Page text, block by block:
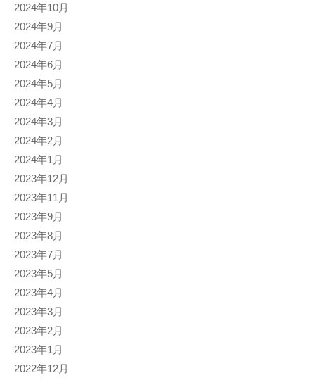
2024年10月
2024年9月
2024年7月
2024年6月
2024年5月
2024年4月
2024年3月
2024年2月
2024年1月
2023年12月
2023年11月
2023年9月
2023年8月
2023年7月
2023年5月
2023年4月
2023年3月
2023年2月
2023年1月
2022年12月